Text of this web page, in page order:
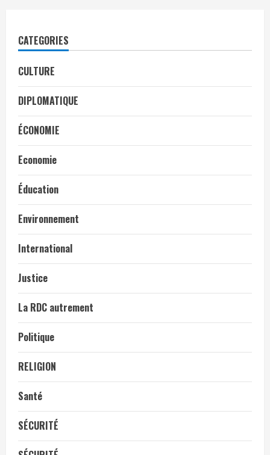
CATEGORIES
CULTURE
DIPLOMATIQUE
ÉCONOMIE
Economie
Éducation
Environnement
International
Justice
La RDC autrement
Politique
RELIGION
Santé
SÉCURITÉ